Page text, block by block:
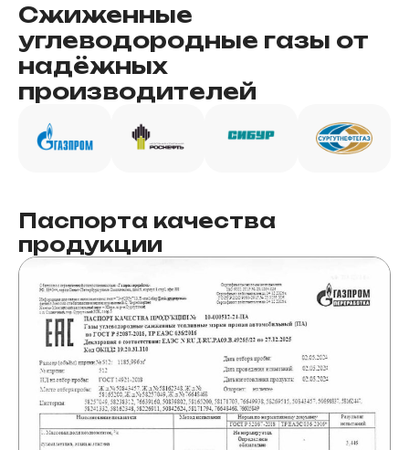
Сжиженные
углеводородные газы от
надёжных
производителей
Паспорта качества
продукции